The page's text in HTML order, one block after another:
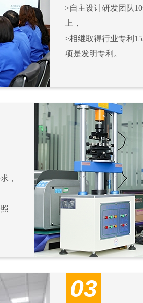
>自主设计研发团队
上，
>相继取得行业专利
项是发明专利。
，
03